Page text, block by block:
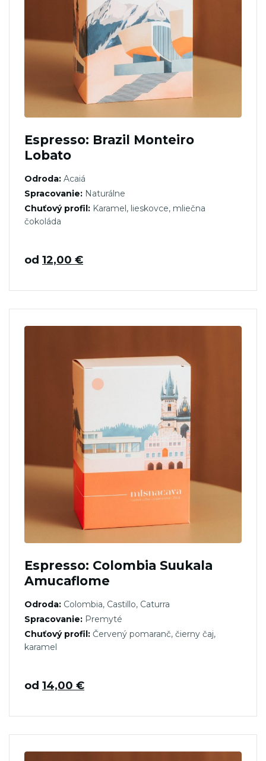
Espresso: Brazil Monteiro
Lobato
Odroda: Acaiá
Spracovanie: Naturálne
Chuťový profil: Karamel, lieskovce, mliečna
čokoláda
od 12,00 €
Espresso: Colombia Suukala
Amucaflome
Odroda: Colombia, Castillo, Caturra
Spracovanie: Premyté
Chuťový profil: Červený pomaranč, čierny čaj,
karamel
od 14,00 €